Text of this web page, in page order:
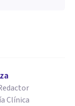
Clínica